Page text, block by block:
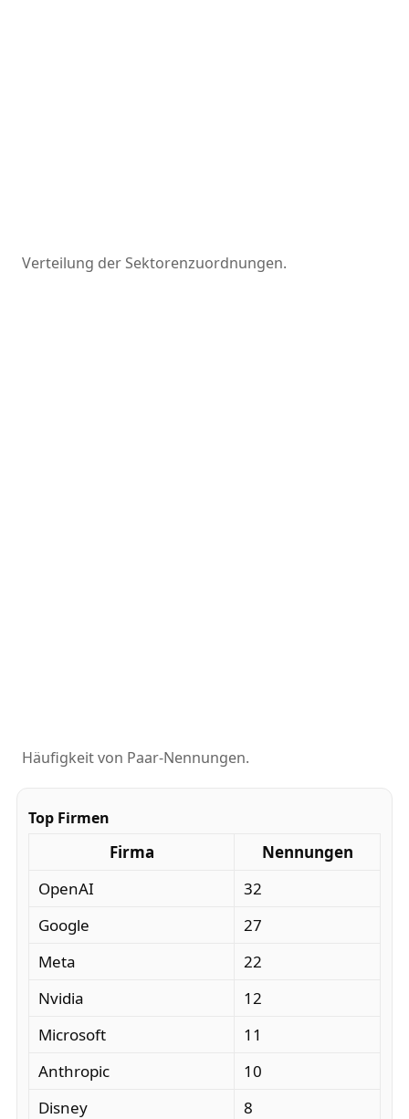
Verteilung der Sektorenzuordnungen.
Häufigkeit von Paar-Nennungen.
Top Firmen
Firma
Nennungen
OpenAI
32
Google
27
Meta
22
Nvidia
12
Microsoft
11
Anthropic
10
Disney
8